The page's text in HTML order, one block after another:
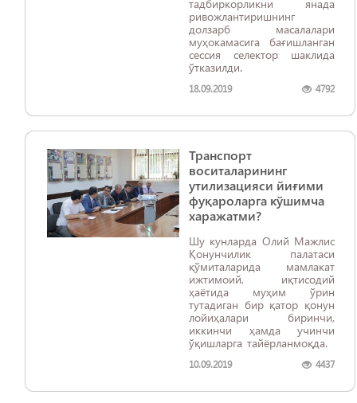
тадбиркорликни янада
ривожлантиришнинг
долзарб масалалари
муҳокамасига бағишланган
сессия селектор шаклида
ўтказилди.
18.09.2019 4792
Транспорт
воситаларининг
утилизацияси йиғими
фуқароларга кўшимча
харажатми?
Шу кунларда Олий Мажлис
Қонунчилик палатаси
қўмиталарида мамлакат
ижтимоий, иқтисодий
ҳаётида муҳим ўрин
тутадиган бир қатор қонун
лойиҳалари биринчи,
иккинчи ҳамда учинчи
ўқишларга тайёрланмоқда.
10.09.2019 4437